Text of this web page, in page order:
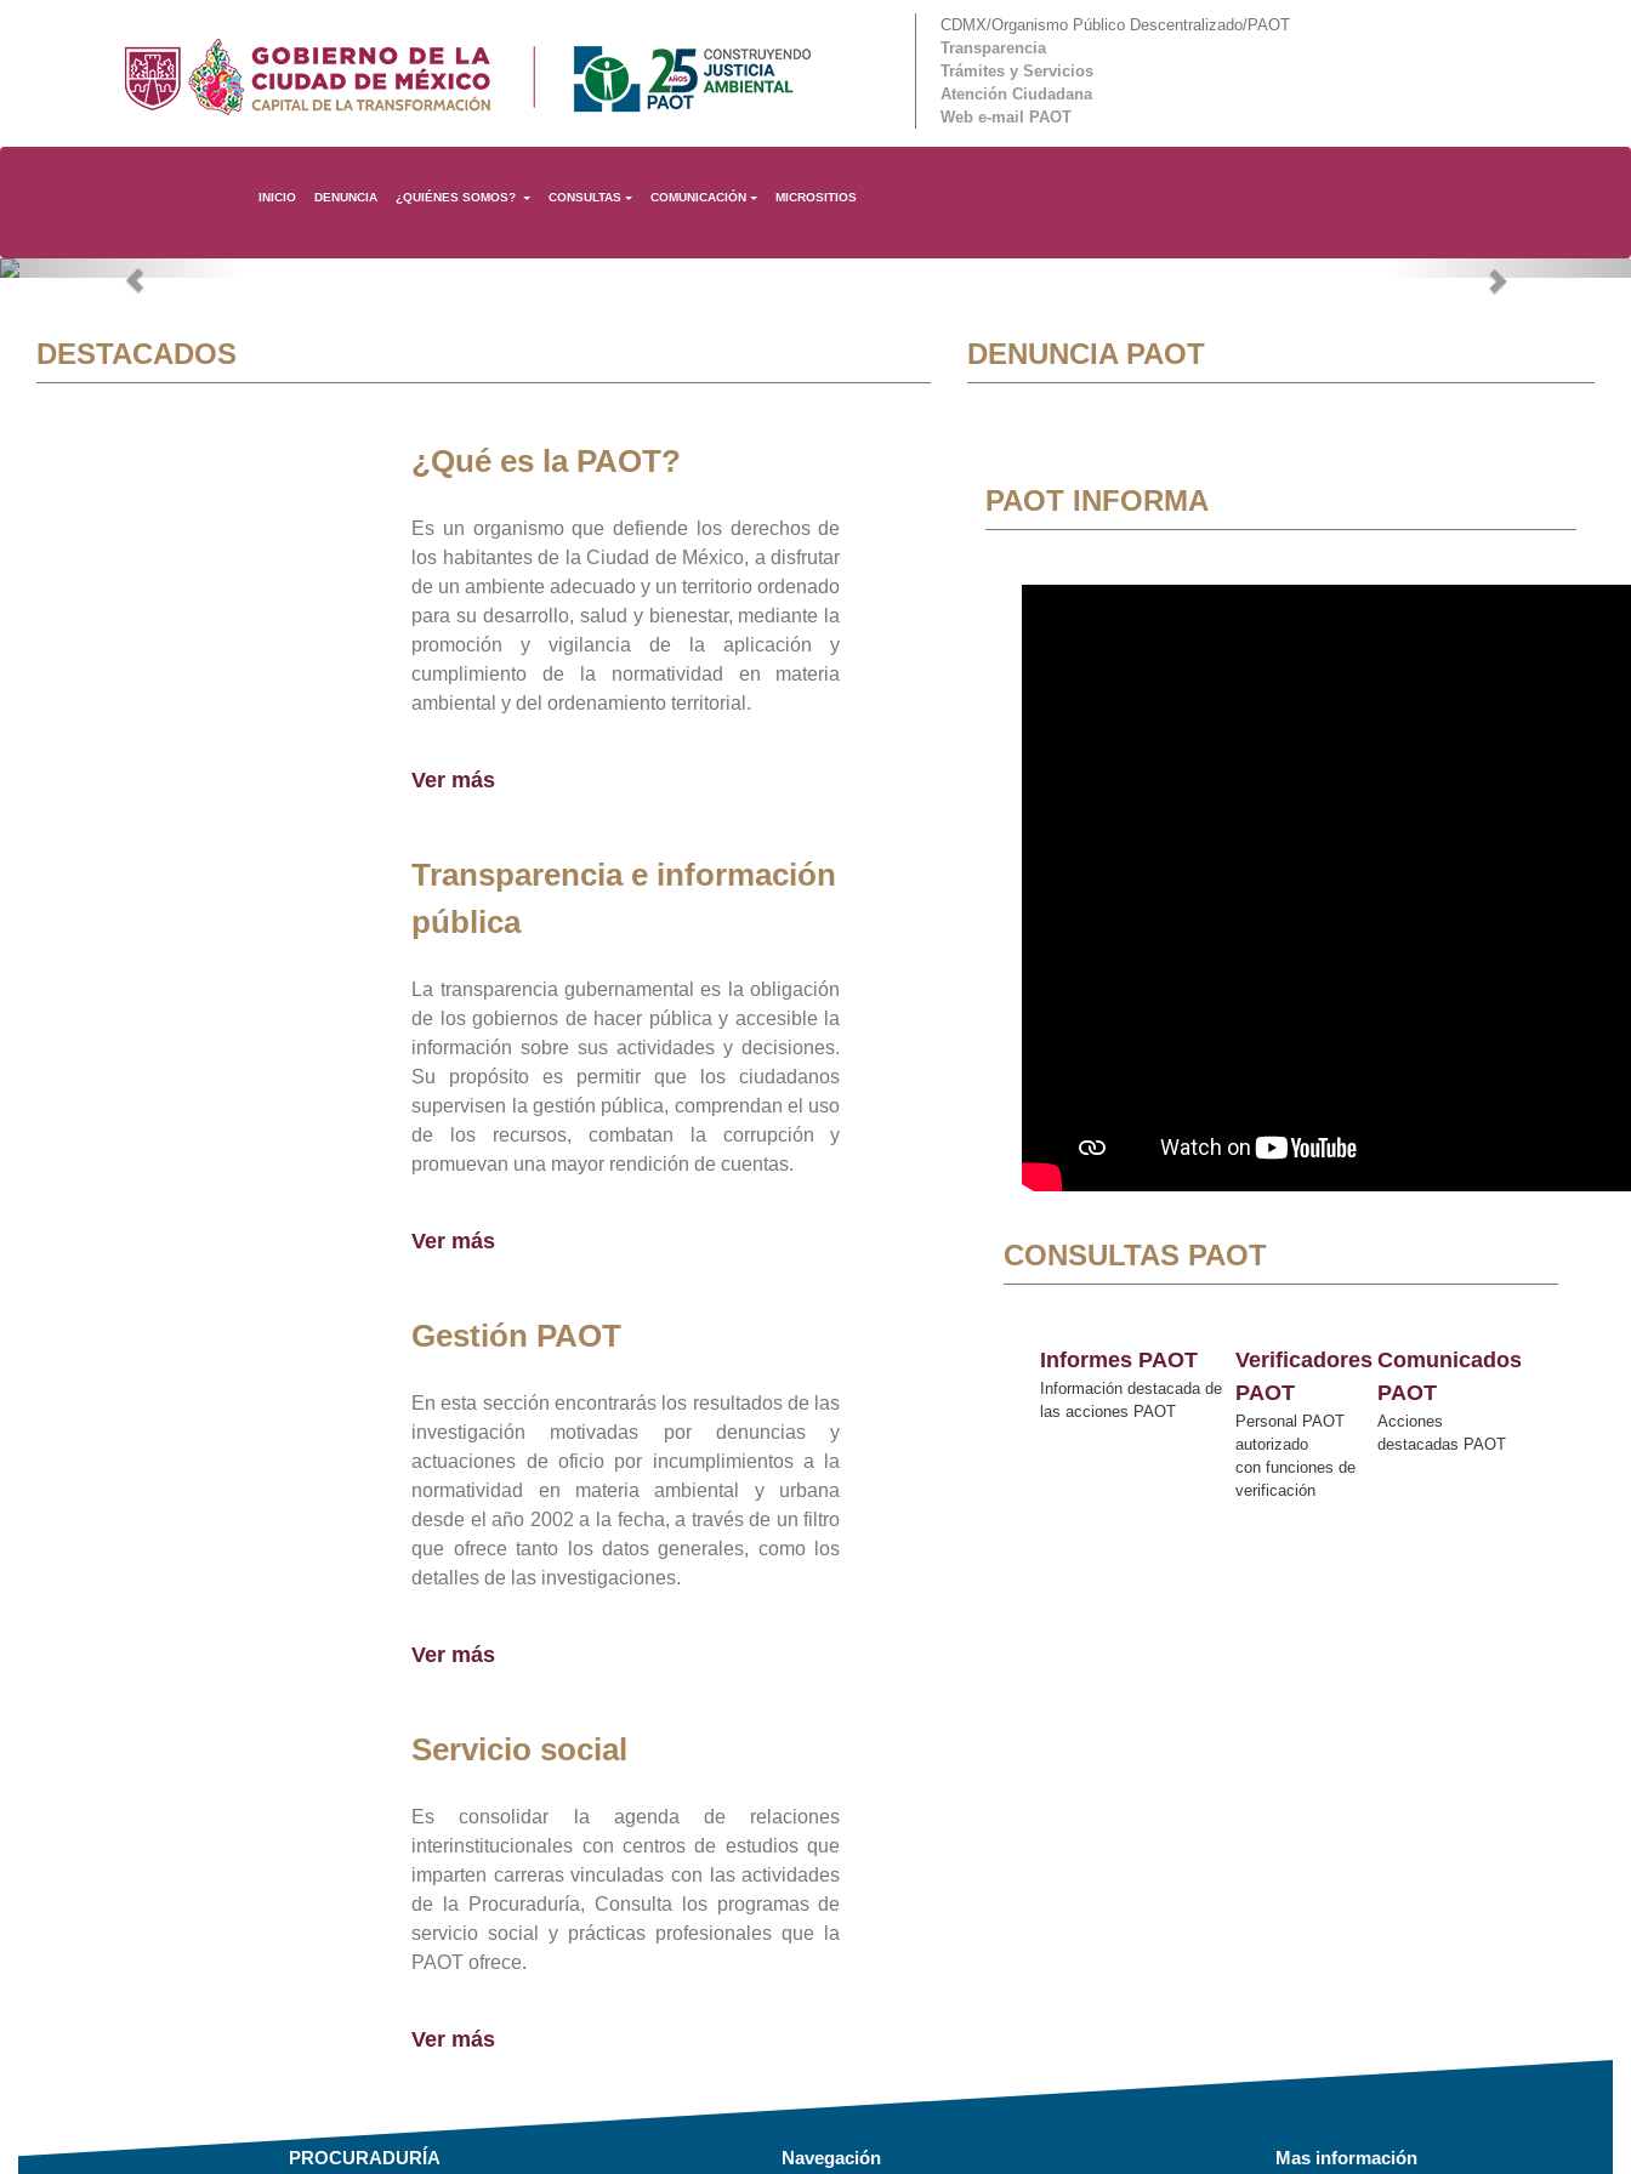
CDMX/Organismo Público Descentralizado/PAOT
Transparencia
Trámites y Servicios
Atención Ciudadana
Web e-mail PAOT
INICIO DENUNCIA ¿QUIÉNES SOMOS? CONSULTAS COMUNICACIÓN MICROSITIOS
Previous Next
DESTACADOS
¿Qué es la PAOT?
Es un organismo que defiende los derechos de
los habitantes de la Ciudad de México, a disfrutar
de un ambiente adecuado y un territorio ordenado
para su desarrollo, salud y bienestar, mediante la
promoción y vigilancia de la aplicación y
cumplimiento de la normatividad en materia
ambiental y del ordenamiento territorial.
Ver más
Transparencia e información
pública
La transparencia gubernamental es la obligación
de los gobiernos de hacer pública y accesible la
información sobre sus actividades y decisiones.
Su propósito es permitir que los ciudadanos
supervisen la gestión pública, comprendan el uso
de los recursos, combatan la corrupción y
promuevan una mayor rendición de cuentas.
Ver más
Gestión PAOT
En esta sección encontrarás los resultados de las
investigación motivadas por denuncias y
actuaciones de oficio por incumplimientos a la
normatividad en materia ambiental y urbana
desde el año 2002 a la fecha, a través de un filtro
que ofrece tanto los datos generales, como los
detalles de las investigaciones.
Ver más
Servicio social
Es consolidar la agenda de relaciones
interinstitucionales con centros de estudios que
imparten carreras vinculadas con las actividades
de la Procuraduría, Consulta los programas de
servicio social y prácticas profesionales que la
PAOT ofrece.
Ver más
DENUNCIA PAOT
PAOT INFORMA
CONSULTAS PAOT
Informes PAOT
Información destacada de
las acciones PAOT
Verificadores
PAOT
Personal PAOT
autorizado
con funciones de
verificación
Comunicados
PAOT
Acciones
destacadas PAOT
PROCURADURÍA Navegación Mas información